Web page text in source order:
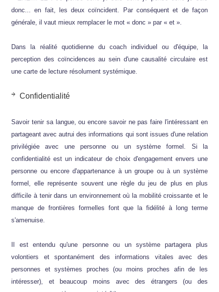
donc... en fait, les deux coïncident. Par conséquent et de façon
générale, il vaut mieux remplacer le mot « donc » par « et ».
Dans la réalité quotidienne du coach individuel ou d'équipe, la
perception des coïncidences au sein d'une causalité circulaire est
une carte de lecture résolument systémique.
Confidentialité
Savoir tenir sa langue, ou encore savoir ne pas faire l'intéressant en
partageant avec autrui des informations qui sont issues d'une relation
privilégiée avec une personne ou un système formel. Si la
confidentialité est un indicateur de choix d'engagement envers une
personne ou encore d'appartenance à un groupe ou à un système
formel, elle représente souvent une règle du jeu de plus en plus
difficile à tenir dans un environnement où la mobilité croissante et le
manque de frontières formelles font que la fidélité à long terme
s'amenuise.
Il est entendu qu'une personne ou un système partagera plus
volontiers et spontanément des informations vitales avec des
personnes et systèmes proches (ou moins proches afin de les
intéresser), et beaucoup moins avec des étrangers (ou des